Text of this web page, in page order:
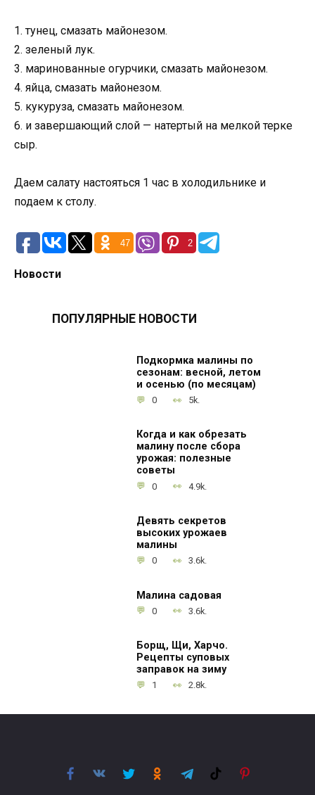
1. тунец, смазать майонезом.
2. зеленый лук.
3. маринованные огурчики, смазать майонезом.
4. яйца, смазать майонезом.
5. кукуруза, смазать майонезом.
6. и завершающий слой — натертый на мелкой терке
сыр.
Даем салату настояться 1 час в холодильнике и
подаем к столу.
47 2
Новости
ПОПУЛЯРНЫЕ НОВОСТИ
Подкормка малины по
сезонам: весной, летом
и осенью (по месяцам)
0 5k.
Когда и как обрезать
малину после сбора
урожая: полезные
советы
0 4.9k.
Девять секретов
высоких урожаев
малины
0 3.6k.
Малина садовая
0 3.6k.
Борщ, Щи, Харчо.
Рецепты суповых
заправок на зиму
1 2.8k.